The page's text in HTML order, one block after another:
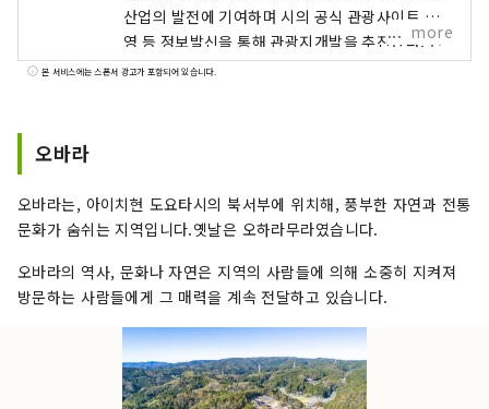
산업의 발전에 기여하며 시의 공식 관광사이트 운
영 등 정보발신을 통해 관광지개발을 추진한다. 단
체입니다. 도카이 지구에서 인기의 단풍 스포트
도요타시입니다만, 다양한 관광 자원과 매력적인
관광 명소를 가지고, 일년 내내 여러 번 방문해 주었
으면 하는 매력 있는 거리입니다. 도요타시를 관광
지로서도 장래에 걸쳐 선택되는 거리가 되도록, 우
리는, 토요타의 매력을 “전해”, 관광 자원을 “연
활동하고 있습니다 합니다.
more
본 서비스에는 스폰서 광고가 포함되어 있습니다.
오바라
오바라는, 아이치현 도요타시의 북서부에 위치해, 풍부한 자연과 전통
문화가 숨쉬는 지역입니다.옛날은 오하라무라였습니다.
오바라의 역사, 문화나 자연은 지역의 사람들에 의해 소중히 지켜져
방문하는 사람들에게 그 매력을 계속 전달하고 있습니다.